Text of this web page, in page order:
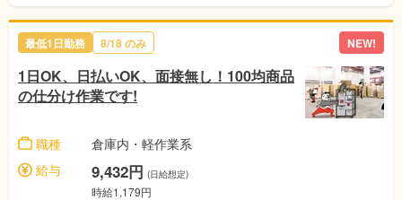
最低1日勤務 8/18 のみ NEW!
1日OK、日払いOK、面接無し！100均商品
の仕分け作業です!
職種
倉庫内・軽作業系
給与
9,432円 (日給想定)
時給1,179円